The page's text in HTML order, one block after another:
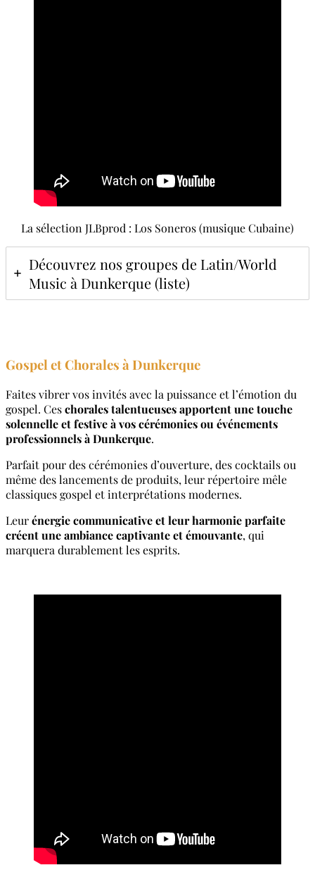
La sélection JLBprod : Los Soneros (musique Cubaine)
Découvrez nos groupes de Latin/World
Music à Dunkerque (liste)
Gospel et Chorales à Dunkerque
Faites vibrer vos invités avec la puissance et l’émotion du
gospel. Ceschorales talentueuses apportent une touche
solennelle et festive à vos cérémonies ou événements
professionnels à Dunkerque.
Parfait pour des cérémonies d’ouverture, des cocktails ou
même des lancements de produits, leur répertoire mêle
classiques gospel et interprétations modernes.
Leurénergie communicative et leur harmonie parfaite
créent une ambiance captivante et émouvante, qui
marquera durablement les esprits.